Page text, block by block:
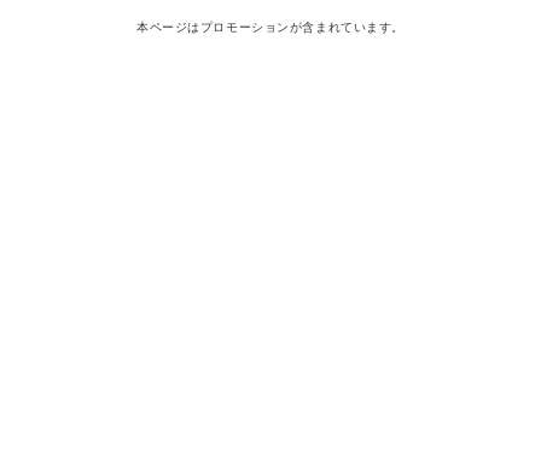
本ページはプロモーションが含まれています。